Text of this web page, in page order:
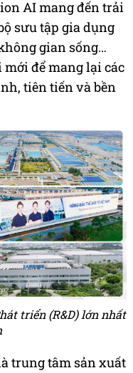
AI mang đến trải
sưu tập gia dụng
gian sống…
để mang lại các
tiên tiến và bền
triển (R&D) lớn nhất
trung tâm sản xuất